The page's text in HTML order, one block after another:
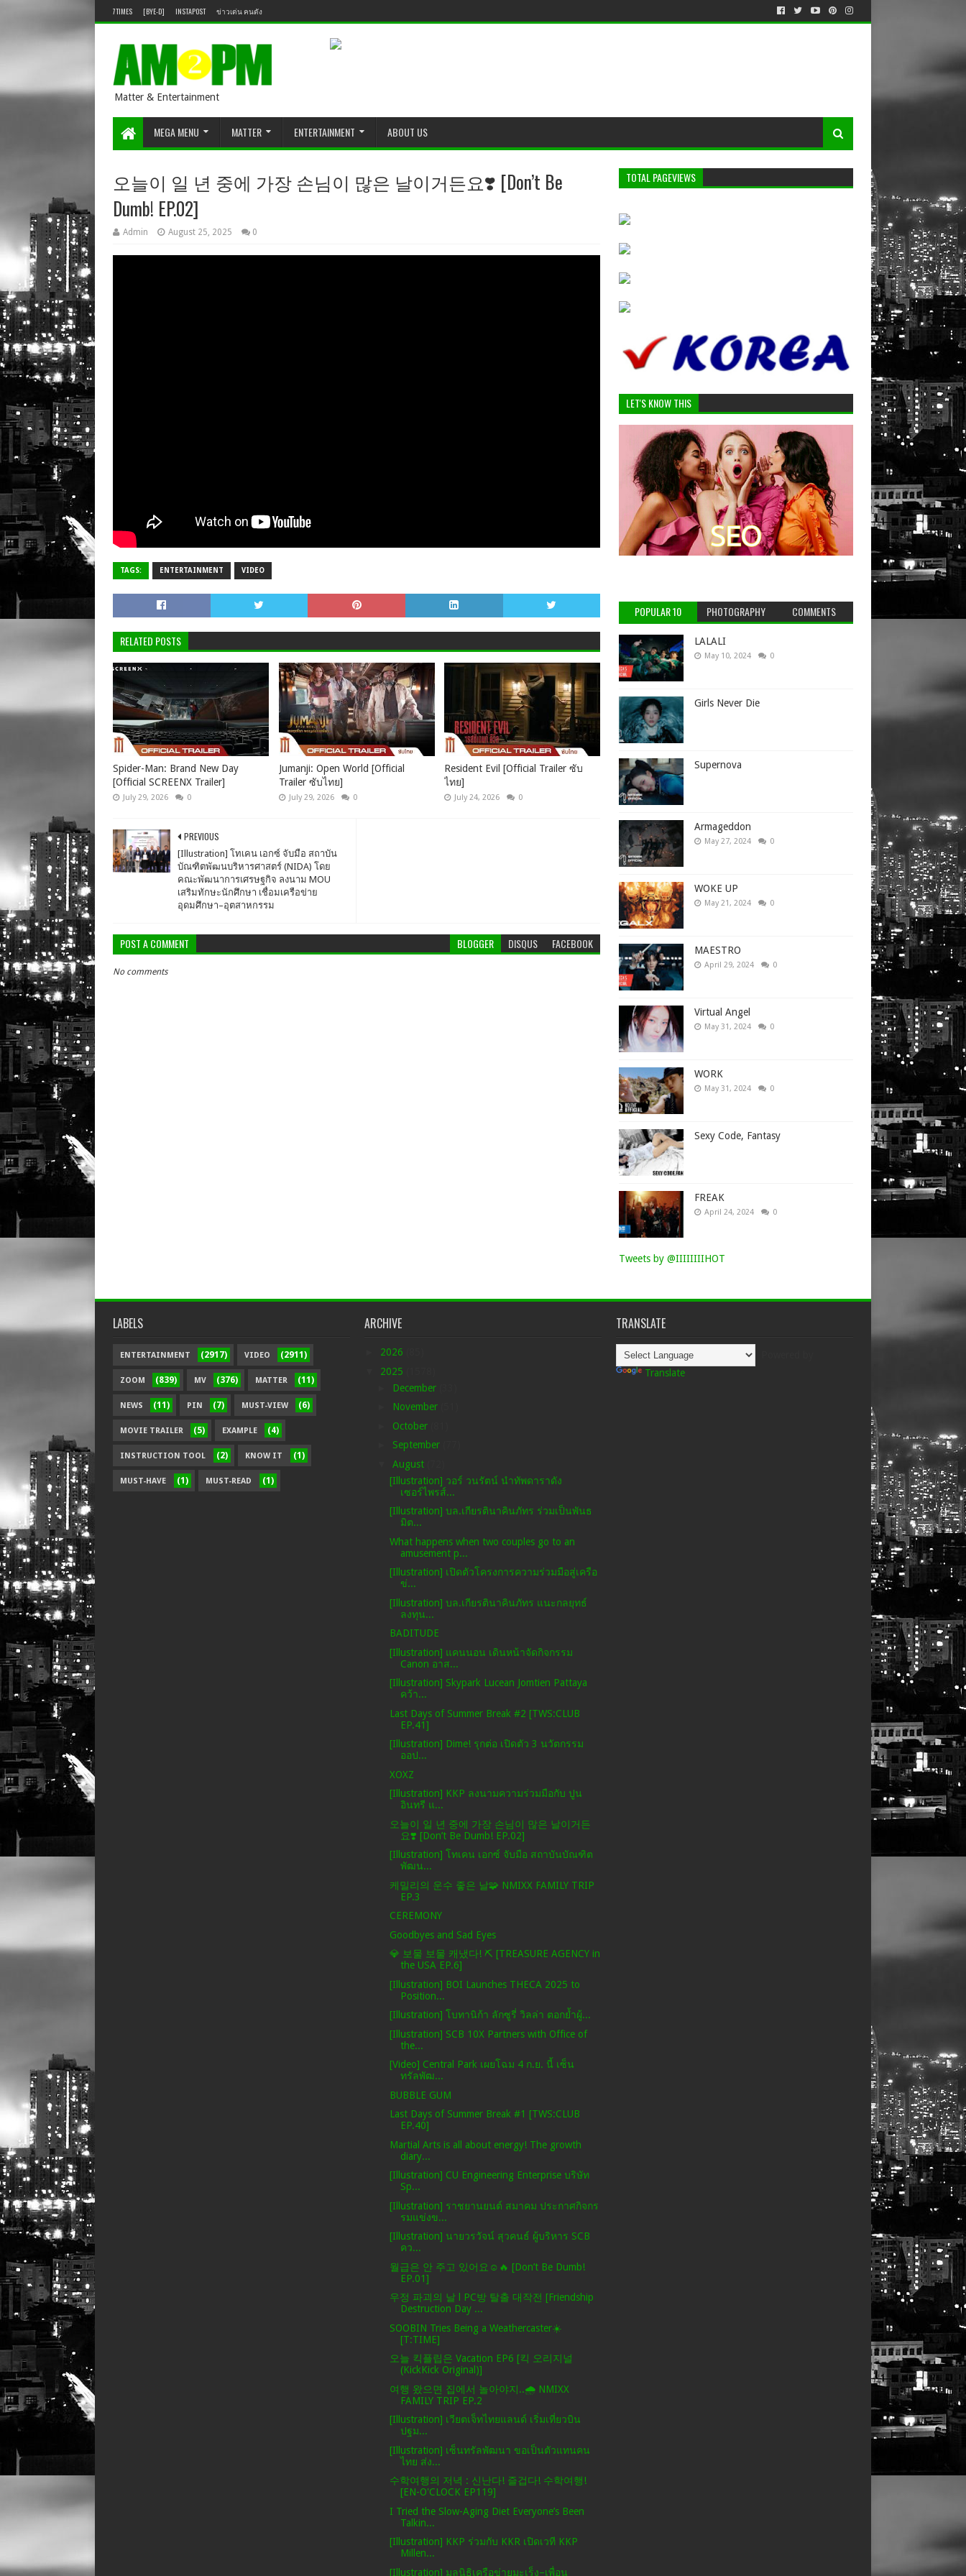
7TIMES [BYE-D] INSTAPOST ข่าวเด่น คนดัง
Matter & Entertainment
MEGA MENU MATTER ENTERTAINMENT ABOUT US
오늘이 일 년 중에 가장 손님이 많은 날이거든요❣️ [Don’t Be
Dumb! EP.02]
Admin August 25, 2025 0
TAGS: ENTERTAINMENT VIDEO
RELATED POSTS
Spider-Man: Brand New Day
[Official SCREENX Trailer]
July 29, 2026 0
Jumanji: Open World [Official
Trailer ซับไทย]
July 29, 2026 0
Resident Evil [Official Trailer ซับ
ไทย]
July 24, 2026 0
PREVIOUS
[Illustration] โทเคน เอกซ์ จับมือ สถาบัน
บัณฑิตพัฒนบริหารศาสตร์ (NIDA) โดย
คณะพัฒนาการเศรษฐกิจ ลงนาม MOU
เสริมทักษะนักศึกษา เชื่อมเครือข่าย
อุดมศึกษา–อุตสาหกรรม
POST A COMMENT BLOGGER DISQUS FACEBOOK
No comments
TOTAL PAGEVIEWS
LET'S KNOW THIS
POPULAR 10 PHOTOGRAPHY COMMENTS
LALALI
May 10, 2024 0
Girls Never Die
Supernova
Armageddon
May 27, 2024 0
WOKE UP
May 21, 2024 0
MAESTRO
April 29, 2024 0
Virtual Angel
May 31, 2024 0
WORK
May 31, 2024 0
Sexy Code, Fantasy
FREAK
April 24, 2024 0
Tweets by @IIIIIIIIHOT
LABELS
ENTERTAINMENT (2917) VIDEO (2911)
ZOOM (839) MV (376) MATTER (11)
NEWS (11) PIN (7) MUST-VIEW (6)
MOVIE TRAILER (5) EXAMPLE (4)
INSTRUCTION TOOL (2) KNOW IT (1)
MUST-HAVE (1) MUST-READ (1)
ARCHIVE
2026
2025
December
November
October
September
August
[Illustration] วอร์ วนรัตน์ นำทัพดาราดัง
เซอร์ไพรส์...
[Illustration] บล.เกียรตินาคินภัทร ร่วมเป็นพันธ
มิต...
What happens when two couples go to an
amusement p...
[Illustration] เปิดตัวโครงการความร่วมมือสู่เครือ
ข่...
[Illustration] บล.เกียรตินาคินภัทร แนะกลยุทธ์
ลงทุน...
BADITUDE
[Illustration] แคนนอน เดินหน้าจัดกิจกรรม
Canon อาส...
[Illustration] Skypark Lucean Jomtien Pattaya
คว้า...
Last Days of Summer Break #2 [TWS:CLUB
EP.41]
[Illustration] Dime! รุกต่อ เปิดตัว 3 นวัตกรรม
ออป...
XOXZ
[Illustration] KKP ลงนามความร่วมมือกับ ปูน
อินทรี แ...
오늘이 일 년 중에 가장 손님이 많은 날이거든
요❣️ [Don’t Be Dumb! EP.02]
[Illustration] โทเคน เอกซ์ จับมือ สถาบันบัณฑิต
พัฒน...
케밀리의 운수 좋은 날🧩 NMIXX FAMILY TRIP
EP.3
CEREMONY
Goodbyes and Sad Eyes
💎 보물 보물 캐냈다! ⛏️ [TREASURE AGENCY in
the USA EP.6]
[Illustration] BOI Launches THECA 2025 to
Position...
[Illustration] โบทานิก้า ลักซูรี่ วิลล่า ตอกย้ำผู้...
[Illustration] SCB 10X Partners with Office of
the...
[Video] Central Park เผยโฉม 4 ก.ย. นี้ เซ็น
ทรัลพัฒ...
BUBBLE GUM
Last Days of Summer Break #1 [TWS:CLUB
EP.40]
Martial Arts is all about energy! The growth
diary...
[Illustration] CU Engineering Enterprise บริษัท
Sp...
[Illustration] ราชยานยนต์ สมาคม ประกาศกิจกร
รมแข่งข...
[Illustration] นายวรวัจน์ สุวคนธ์ ผู้บริหาร SCB
คว...
월급은 안 주고 있어요☺🔥 [Don’t Be Dumb!
EP.01]
우정 파괴의 날 l PC방 탈출 대작전 [Friendship
Destruction Day ...
SOOBIN Tries Being a Weathercaster☀️
[T:TIME]
오늘 킥플립은 Vacation EP6 [킥 오리지널
(KickKick Original)]
여행 왔으면 집에서 놀아야지..🌧️ NMIXX
FAMILY TRIP EP.2
[Illustration] เวียตเจ็ทไทยแลนด์ เริ่มเที่ยวบิน
ปฐม...
[Illustration] เซ็นทรัลพัฒนา ขอเป็นตัวแทนคน
ไทย ส่ง...
수학여행의 저녁 : 신난다! 즐겁다! 수학여행!
[EN-O'CLOCK EP119]
I Tried the Slow-Aging Diet Everyone’s Been
Talkin...
[Illustration] KKP ร่วมกับ KKR เปิดเวที KKP
Millen...
[Illustration] มูลนิธิเครือข่ายมะเร็ง–เพื่อน
TRANSLATE
Translate